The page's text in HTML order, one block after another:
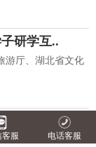
研学互..
游厅、湖北省文化
游交流活..
游厅与承德市人民
客服 电话客服